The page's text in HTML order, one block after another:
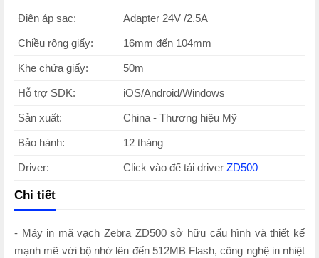
Điện áp sạc: Adapter 24V /2.5A
Chiều rộng giấy: 16mm đến 104mm
Khe chứa giấy: 50m
Hỗ trợ SDK: iOS/Android/Windows
Sản xuất: China - Thương hiệu Mỹ
Bảo hành: 12 tháng
Driver: Click vào để tải driver ZD500
Chi tiết
- Máy in mã vạch Zebra ZD500 sở hữu cấu hình và thiết kế
mạnh mẽ với bộ nhớ lên đến 512MB Flash, công nghệ in nhiệt